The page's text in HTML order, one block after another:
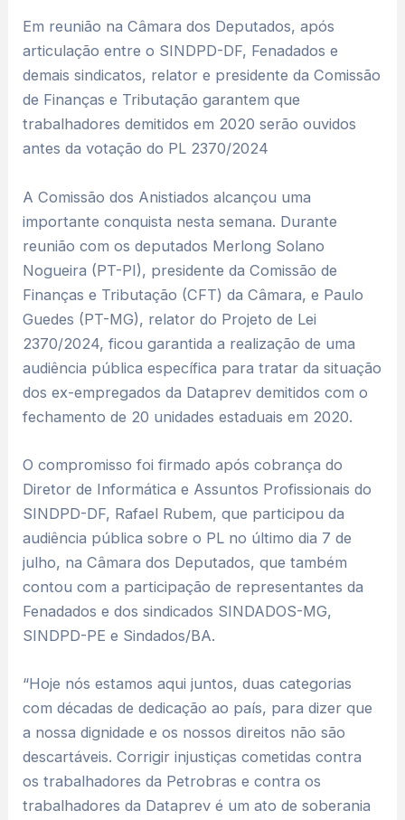
Em reunião na Câmara dos Deputados, após
articulação entre o SINDPD-DF, Fenadados e
demais sindicatos, relator e presidente da Comissão
de Finanças e Tributação garantem que
trabalhadores demitidos em 2020 serão ouvidos
antes da votação do PL 2370/2024
A Comissão dos Anistiados alcançou uma
importante conquista nesta semana. Durante
reunião com os deputados Merlong Solano
Nogueira (PT-PI), presidente da Comissão de
Finanças e Tributação (CFT) da Câmara, e Paulo
Guedes (PT-MG), relator do Projeto de Lei
2370/2024, ficou garantida a realização de uma
audiência pública específica para tratar da situação
dos ex-empregados da Dataprev demitidos com o
fechamento de 20 unidades estaduais em 2020.
O compromisso foi firmado após cobrança do
Diretor de Informática e Assuntos Profissionais do
SINDPD-DF, Rafael Rubem, que participou da
audiência pública sobre o PL no último dia 7 de
julho, na Câmara dos Deputados, que também
contou com a participação de representantes da
Fenadados e dos sindicados SINDADOS-MG,
SINDPD-PE e Sindados/BA.
“Hoje nós estamos aqui juntos, duas categorias
com décadas de dedicação ao país, para dizer que
a nossa dignidade e os nossos direitos não são
descartáveis. Corrigir injustiças cometidas contra
os trabalhadores da Petrobras e contra os
trabalhadores da Dataprev é um ato de soberania